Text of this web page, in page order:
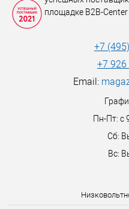
площадке B2B-
+7
+7 926
Email:
Пн-Пт: с
Сб:
Вс: